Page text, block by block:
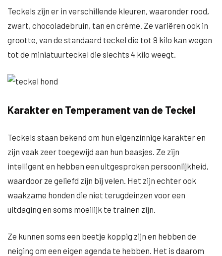
Teckels zijn er in verschillende kleuren, waaronder rood,
zwart, chocoladebruin, tan en crème. Ze variëren ook in
grootte, van de standaard teckel die tot 9 kilo kan wegen
tot de miniatuurteckel die slechts 4 kilo weegt.
Karakter en Temperament van de Teckel
Teckels staan bekend om hun eigenzinnige karakter en
zijn vaak zeer toegewijd aan hun baasjes. Ze zijn
intelligent en hebben een uitgesproken persoonlijkheid,
waardoor ze geliefd zijn bij velen. Het zijn echter ook
waakzame honden die niet terugdeinzen voor een
uitdaging en soms moeilijk te trainen zijn.
Ze kunnen soms een beetje koppig zijn en hebben de
neiging om een eigen agenda te hebben. Het is daarom